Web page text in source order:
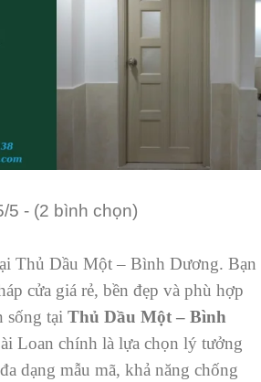
5 - (2 bình chọn)
Thủ Dầu Một – Bình Dương. Bạn
cửa giá rẻ, bền đẹp và phù hợp
sống tại Thủ Dầu Một – Bình
Loan chính là lựa chọn lý tưởng
dạng mẫu mã, khả năng chống